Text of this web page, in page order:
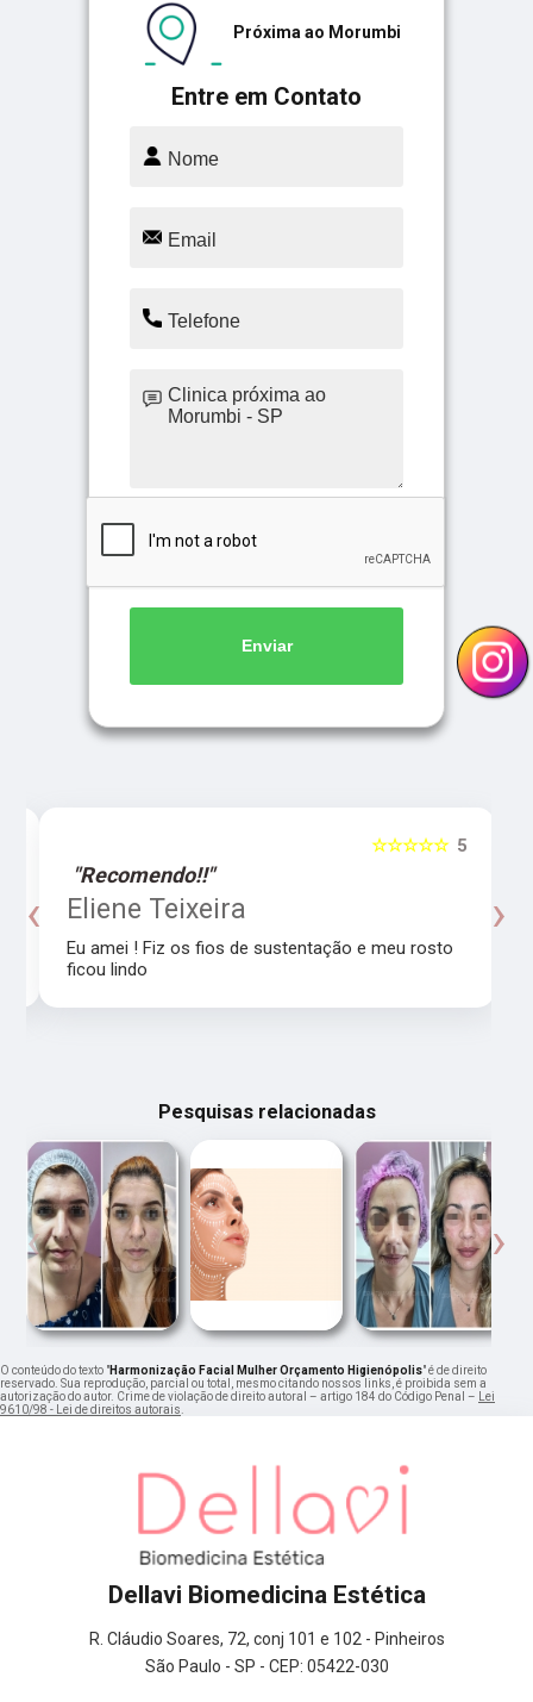
Entre em Contato
Próxima ao Morumbi
Enviar
5
☆☆☆☆☆
"Recomendo!!"
Eliene Teixeira
Eu amei ! Fiz os fios de sustentação e meu rosto
ficou lindo
‹ ›
Pesquisas relacionadas
‹ ›
O conteúdo do texto "Harmonização Facial Mulher Orçamento Higienópolis" é de direito
reservado. Sua reprodução, parcial ou total, mesmo citando nossos links, é proibida sem a
autorização do autor. Crime de violação de direito autoral – artigo 184 do Código Penal –
Lei
9610/98 - Lei de direitos autorais
Dellavi Biomedicina Estética
R. Cláudio Soares, 72, conj 101 e 102 - Pinheiros
São Paulo - SP - CEP: 05422-030